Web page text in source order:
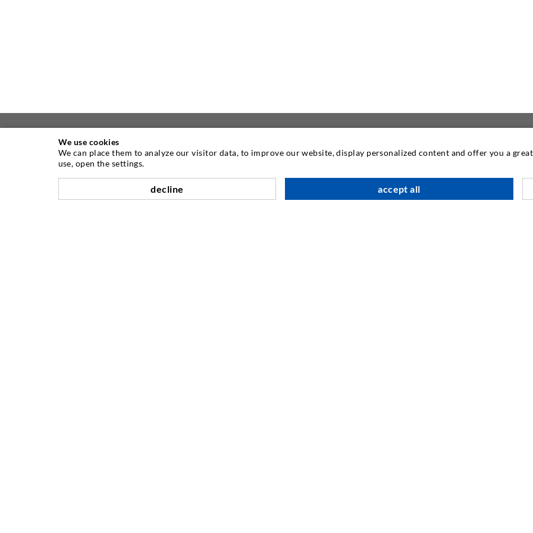
OM OSS
Som en av verdens ledende produsenter
av injeksjonsutstyr, tilbyr DESOI deg hele
KONTAKT OSS
DESOI GmbH
Gewerbestraße 16
We use cookies
We can place them to analyze our visitor data, to improve our website, display personalized content and offer you a
use, open the settings.
decline accept all